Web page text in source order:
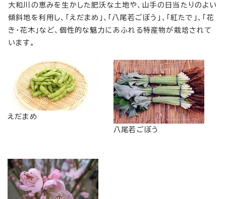
大和川の恵みを生かした肥沃な土地や、山手の日当たりのよい
傾斜地を利用し、「えだまめ」、「八尾若ごぼう」、「紅たで」、「花
き・花木」など、個性的な魅力にあふれる特産物が栽培されて
います。
えだまめ
八尾若ごぼう